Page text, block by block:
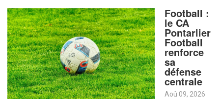
Football :
le CA
Pontarlier
Football
renforce
sa
défense
centrale
Aoû 09, 2026